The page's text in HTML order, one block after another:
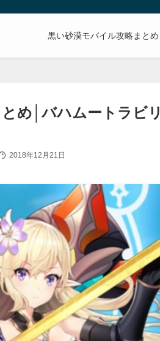
黒い砂漠モバイル攻略まとめ
め│バハムートラビリ
2018年12月21日